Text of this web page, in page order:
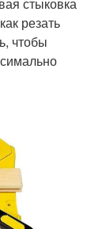
резать
чтобы